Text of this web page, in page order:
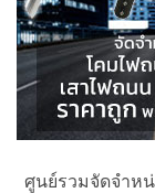
ศูนย์รวมจัดจำห